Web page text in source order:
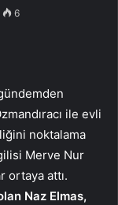
6
ile evli
noktalama
Merve Nur
ortaya attı.
Naz Elmas,